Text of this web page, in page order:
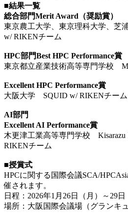
■結果一覧
総合部門Merit Award（奨励賞）
東京農工大学、東京理科大学、
w/ RIKENチーム
HPC部門Best HPC Performance賞
東京都立産業技術高等専門学校
Excellent HPC Performance賞
大阪大学 SQUID w/ RIKENチーム
AI部門
Excellent AI Performance賞
木更津工業高等専門学校 Kisarazu
RIKENチーム
■授賞式
HPCに関する国際会議SCA/
催されます。
日程：2026年1月26日（月）～29日
場所：大阪国際会議場（グランキ